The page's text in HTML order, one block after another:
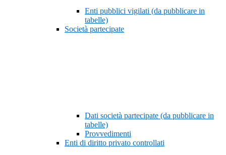
Enti pubblici vigilati (da pubblicare in
tabelle)
Società partecipate
Dati società partecipate (da pubblicare in
tabelle)
Provvedimenti
Enti di diritto privato controllati